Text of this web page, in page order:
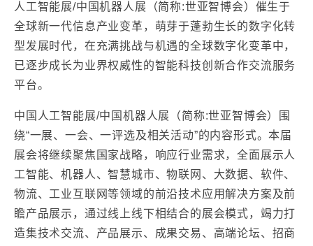
人工智能展/中国机器人展（简称:世亚智博会）催生于
全球新一代信息产业变革，萌芽于蓬勃生长的数字化转
型发展时代，在充满挑战与机遇的全球数字化变革中，
已逐步成长为业界权威性的智能科技创新合作交流服务
平台。
中国人工智能展/中国机器人展（简称:世亚智博会）围
绕“一展、一会、一评选及相关活动”的内容形式。本届
展会将继续聚焦国家战略，响应行业需求，全面展示人
工智能、机器人、智慧城市、物联网、大数据、软件、
物流、工业互联网等领域的前沿技术应用解决方案及前
瞻产品展示，通过线上线下相结合的展会模式，竭力打
造集技术交流、产品展示、成果交易、高端论坛、招商